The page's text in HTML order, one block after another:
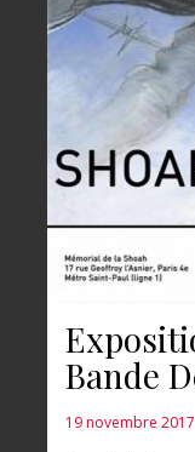
Bande
19 novembre 2017